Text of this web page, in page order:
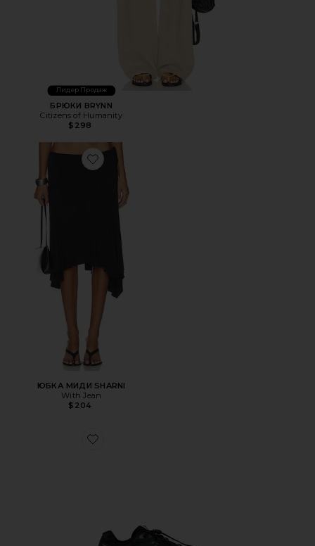
Лидер Продаж
БРЮКИ BRYNN
Citizens of Humanity
$298
Favorite ЮБКА МИДИ SHARNI
ЮБКА МИДИ SHARNI
With Jean
$204
Favorite ТРЕККИНГОВЫЕ КРОССОВКИ XT-6